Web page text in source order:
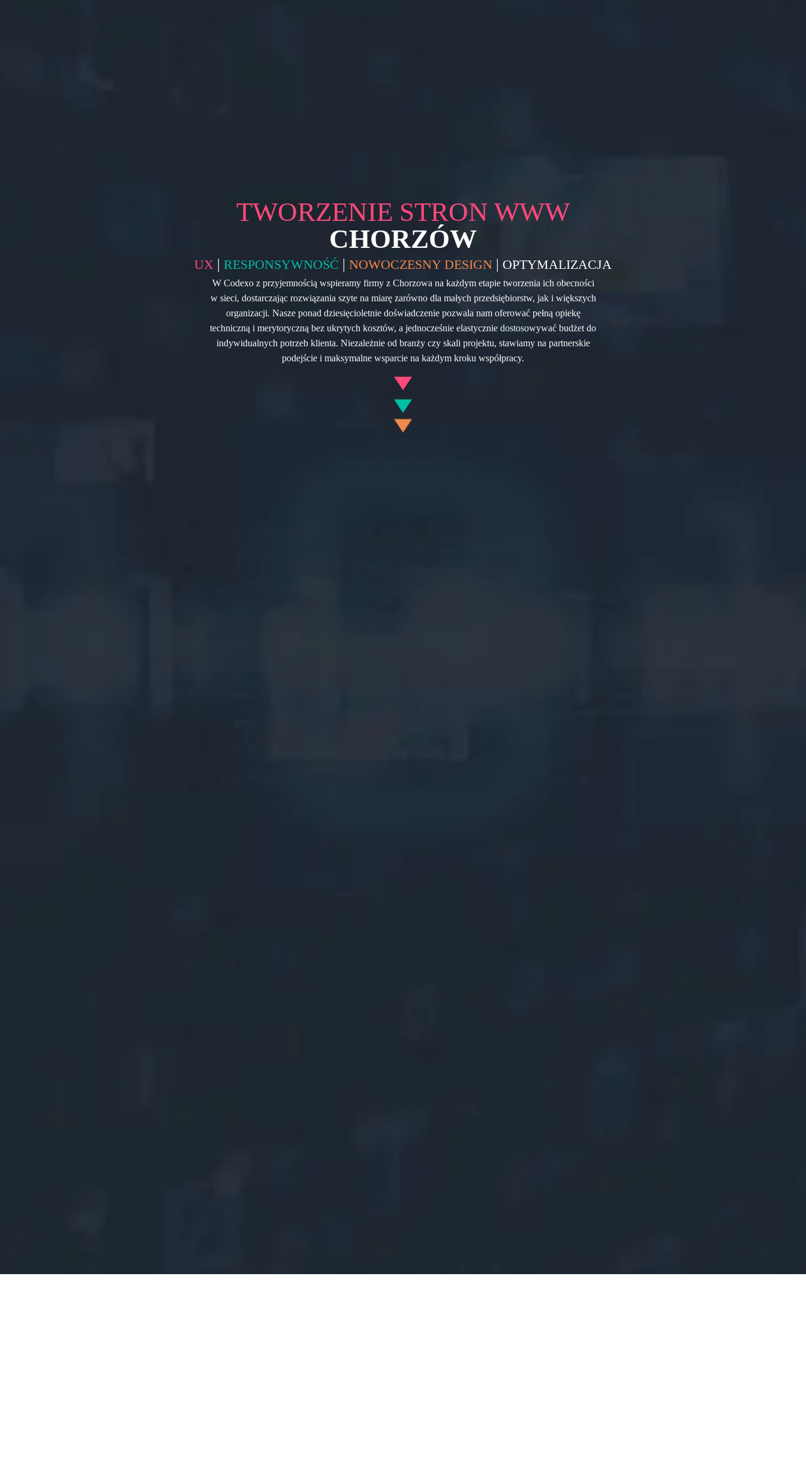
TWORZENIE STRON WWW
CHORZÓW
UX | RESPONSYWNOŚĆ | NOWOCZESNY DESIGN | OPTYMALIZACJA
W Codexo z przyjemnością wspieramy firmy z Chorzowa na każdym etapie tworzenia ich obecności
w sieci, dostarczając rozwiązania szyte na miarę zarówno dla małych przedsiębiorstw, jak i większych
organizacji. Nasze ponad dziesięcioletnie doświadczenie pozwala nam oferować pełną opiekę
techniczną i merytoryczną bez ukrytych kosztów, a jednocześnie elastycznie dostosowywać budżet do
indywidualnych potrzeb klienta. Niezależnie od branży czy skali projektu, stawiamy na partnerskie
podejście i maksymalne wsparcie na każdym kroku współpracy.